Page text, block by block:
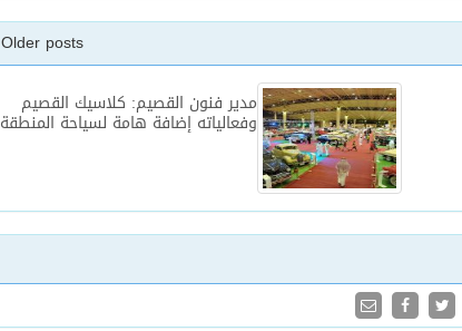
Older posts
مدير فنون القصيم: كلاسيك القصيم
وفعالياته إضافة هامة لسياحة المنطقة